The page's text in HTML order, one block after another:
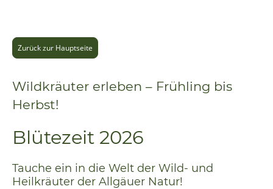
Zurück zur Hauptseite
Wildkräuter erleben – Frühling bis
Herbst!
Blütezeit 2026
Tauche ein in die Welt der Wild- und
Heilkräuter der Allgäuer Natur!